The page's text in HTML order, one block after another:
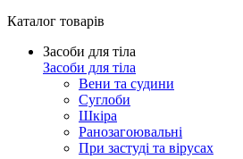
Каталог товарів
Засоби для тіла
Засоби для тіла
Вени та судини
Суглоби
Шкіра
Ранозагоювальні
При застуді та вірусах